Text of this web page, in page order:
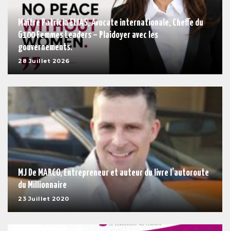
Maître Patricia ELIAS, Avocate internationale, Cheffe du
G100 Femmes Leaders – Plaidoyer avec les
gouvernements.
28 Juillet 2026
MJ De MARCO, Entrepreneur et auteur du livre l’autoroute
du Millionnaire
23 Juillet 2020